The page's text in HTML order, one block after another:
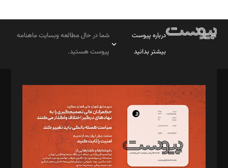
درباره پیوست
بیشتر بدانید
شما در حال مطالعه وبسایت ماهنامه
پیوست هستید.
مدیر مسئول: محمدباقر اثنی‌عشری
سردبیر: مهرک محمودی
دبیر تحریریه: میثم قاسمی
د‌بیر ناداستان: سمانه سمیع
د‌بیر خدمت و تجارت: ابوالفضل رجبی
د‌بیر حقوق فناوری: حسام‌الدین ایپکچی